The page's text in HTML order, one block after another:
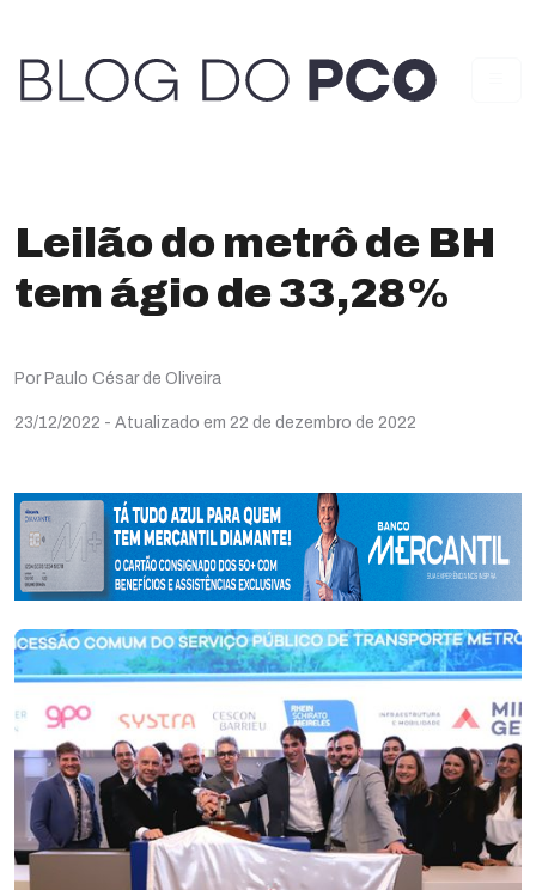
Leilão do metrô de BH
tem ágio de 33,28%
Por Paulo César de Oliveira
23/12/2022 - Atualizado em 22 de dezembro de 2022